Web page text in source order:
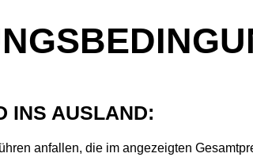
INS AUSLAND:
anfallen, die im angezeigten